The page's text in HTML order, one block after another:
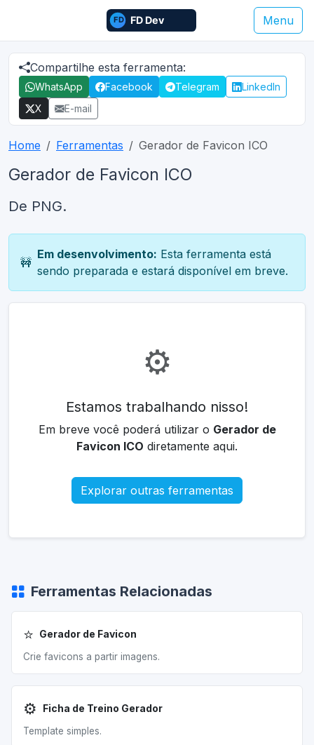
Menu
Compartilhe esta ferramenta:
WhatsApp Facebook Telegram
LinkedIn
X
E-mail
Home Ferramentas Gerador de Favicon ICO
Gerador de Favicon ICO
De PNG.
🚧
Em desenvolvimento: Esta ferramenta está
sendo preparada e estará disponível em breve.
⚙️
Estamos trabalhando nisso!
Em breve você poderá utilizar o Gerador de
Favicon ICO diretamente aqui.
Explorar outras ferramentas
Ferramentas Relacionadas
⭐ Gerador de Favicon
Crie favicons a partir imagens.
⚙️ Ficha de Treino Gerador
Template simples.